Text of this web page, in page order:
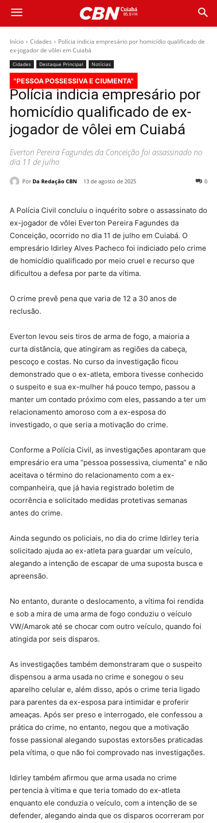
Início Cidades
Polícia indicia empresário por homicídio qualificado de
ex-jogador de vôlei em Cuiabá
Cidades Destaque Principal Notícias
"PESSOA POSSESSIVA E CIUMENTA"
Polícia indicia empresário por
homicídio qualificado de ex-
jogador de vôlei em Cuiabá
Everton Pereira Fagundes da Conceição foi assassinado no
dia 11 de julho
Por Da Redação CBN 13 de agosto de 2025 0
A Polícia Civil concluiu o inquérito sobre o assassinato do
ex-jogador de vôlei Everton Pereira Fagundes da
Conceição, ocorrido no dia 11 de julho em Cuiabá. O
empresário Idirley Alves Pacheco foi indiciado pelo crime
de homicídio qualificado por meio cruel e recurso que
dificultou a defesa por parte da vítima.
O crime prevê pena que varia de 12 a 30 anos de
reclusão.
Everton levou seis tiros de arma de fogo, a maioria a
curta distância, que atingiram as regiões da cabeça,
pescoço e costas. No curso da investigação ficou
demonstrado que o ex-atleta, embora tivesse conhecido
o suspeito e sua ex-mulher há pouco tempo, passou a
manter um contado próximo com eles, passando a ter um
relacionamento amoroso com a ex-esposa do
investigado, o que seria a motivação do crime.
Conforme a Polícia Civil, as investigações apontaram que
empresário era uma “pessoa possessiva, ciumenta” e não
aceitava o término do relacionamento com a ex-
companheira, que já havia registrado boletim de
ocorrência e solicitado medidas protetivas semanas
antes do crime.
Ainda segundo os policiais, no dia do crime Idirley teria
solicitado ajuda ao ex-atleta para guardar um veículo,
alegando a intenção de escapar de uma suposta busca e
apreensão.
No entanto, durante o deslocamento, a vítima foi rendida
e sob a mira de uma arma de fogo conduziu o veículo
VW/Amarok até se chocar com outro veículo, quando foi
atingida por seis disparos.
As investigações também demonstraram que o suspeito
dispensou a arma usada no crime e sonegou o seu
aparelho celular e, além disso, após o crime teria ligado
para parentes da ex-esposa para intimidar e proferir
ameaças. Após ser preso e interrogado, ele confessou a
prática do crime, no entanto, negou que a motivação
fosse passional alegando supostas extorsões praticadas
pela vítima, o que não foi comprovado nas investigações.
Idirley também afirmou que arma usada no crime
pertencia à vítima e que teria tomado do ex-atleta
enquanto ele conduzia o veículo, com a intenção de se
defender, alegando ainda que os disparos ocorreram por